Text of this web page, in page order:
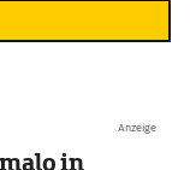
Anzeige
in